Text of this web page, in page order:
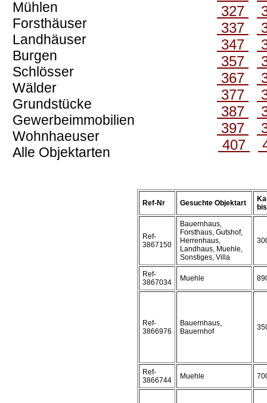
Mühlen
Forsthäuser
Landhäuser
Burgen
Schlösser
Wälder
Grundstücke
Gewerbeimmobilien
Wohnhaeuser
Alle Objektarten
327
337
347
357
367
377
387
397
407
Ref-Nr Gesuchte Objektart
Ref-
3867150
Bauernhaus,
Forsthaus, Gutshof,
Herrenhaus,
Landhaus, Muehle,
Sonstiges, Villa
Ref-
3867034
Muehle
Ref-
3866976
Bauernhaus,
Bauernhof
Ref-
3866744
Muehle